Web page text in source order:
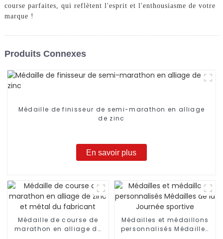
course parfaites, qui reflètent l'esprit et l'enthousiasme de votre
marque !
Produits Connexes
Médaille de finisseur de semi-marathon en alliage
de zinc
En savoir plus
Médaille de course de
marathon en alliage de
Médailles et médaillons
personnalisés Médailles